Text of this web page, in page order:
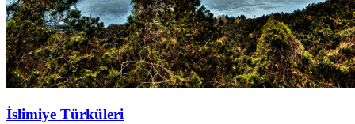
İslimiye Türküleri